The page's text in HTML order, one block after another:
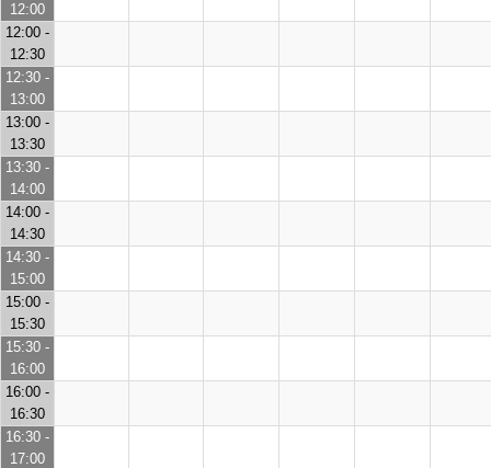
12:00
12:00 -
12:30
12:30 -
13:00
13:00 -
13:30
13:30 -
14:00
14:00 -
14:30
14:30 -
15:00
15:00 -
15:30
15:30 -
16:00
16:00 -
16:30
16:30 -
17:00